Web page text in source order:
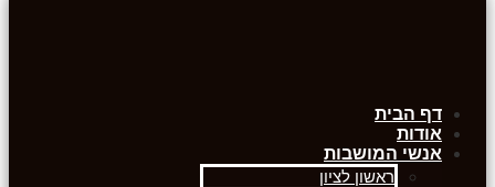
דף הבית
אודות
אנשי המושבות
ראשון לציון